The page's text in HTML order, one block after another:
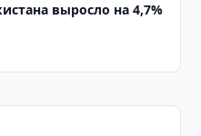
выросло на 4,7%